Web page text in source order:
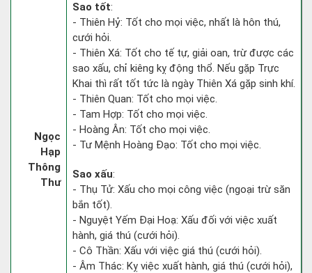
Ngọc
Hạp
Thông
Thư
Sao tốt:
- Thiên Hỷ: Tốt cho mọi việc, nhất là hôn thú,
cưới hỏi.
- Thiên Xá: Tốt cho tế tự, giải oan, trừ được các
sao xấu, chỉ kiêng kỵ động thổ. Nếu gặp Trực
Khai thì rất tốt tức là ngày Thiên Xá gặp sinh khí.
- Thiên Quan: Tốt cho mọi việc.
- Tam Hợp: Tốt cho mọi việc.
- Hoàng Ân: Tốt cho mọi việc.
- Tư Mệnh Hoàng Đạo: Tốt cho mọi việc.
Sao xấu:
- Thụ Tử: Xấu cho mọi công việc (ngoại trừ săn
bắn tốt).
- Nguyệt Yếm Đại Hoạ: Xấu đối với việc xuất
hành, giá thú (cưới hỏi).
- Cô Thần: Xấu với việc giá thú (cưới hỏi).
- Âm Thác: Kỵ việc xuất hành, giá thú (cưới hỏi),